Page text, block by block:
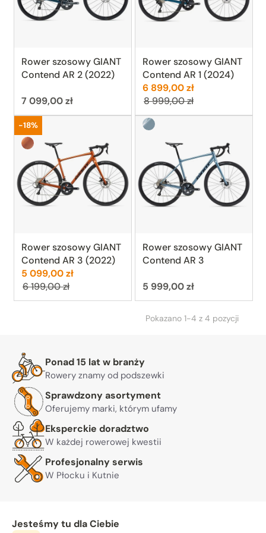
Rower szosowy GIANT
Contend AR 2 (2022)
Cena:
7 099,00 zł
Rower szosowy GIANT
Contend AR 1 (2024)
Cena:
6 899,00 złPoprzednia
8 999,00 zł
Rower szosowy GIANT
Contend AR 3 (2022)
Cena:
5 099,00 złPoprzednia cena:
6 199,00 zł
Promocja
-18%
Amber Glow (bursztynowy/pomarańczowy)
Rower szosowy GIANT
Contend AR 3
Cena:
5 999,00 zł
Aged Denim (stalowy błękit)
Pokazano 1-4 z 4 pozycji
Warto nam zaufać
Ponad 15 lat w branży
Rowery znamy od podszewki
Sprawdzony asortyment
Oferujemy marki, którym ufamy
Eksperckie doradztwo
W każdej rowerowej kwestii
Profesjonalny serwis
W Płocku i Kutnie
Jesteśmy tu dla Ciebie